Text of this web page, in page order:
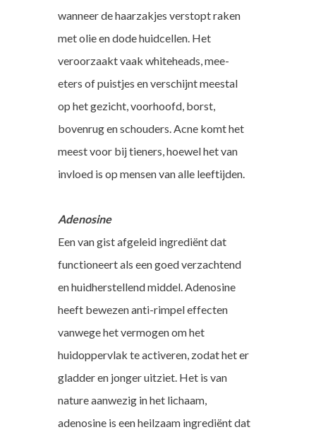
wanneer de haarzakjes verstopt raken
met olie en dode huidcellen. Het
veroorzaakt vaak whiteheads, mee-
eters of puistjes en verschijnt meestal
op het gezicht, voorhoofd, borst,
bovenrug en schouders. Acne komt het
meest voor bij tieners, hoewel het van
invloed is op mensen van alle leeftijden.
Adenosine
Een van gist afgeleid ingrediënt dat
functioneert als een goed verzachtend
en huidherstellend middel. Adenosine
heeft bewezen anti-rimpel effecten
vanwege het vermogen om het
huidoppervlak te activeren, zodat het er
gladder en jonger uitziet. Het is van
nature aanwezig in het lichaam,
adenosine is een heilzaam ingrediënt dat